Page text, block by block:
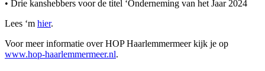
• Drie kanshebbers voor de titel ‘Onderneming van het Jaar 2024
Lees ‘m hier.
Voor meer informatie over HOP Haarlemmermeer kijk je op
www.hop-haarlemmermeer.nl.